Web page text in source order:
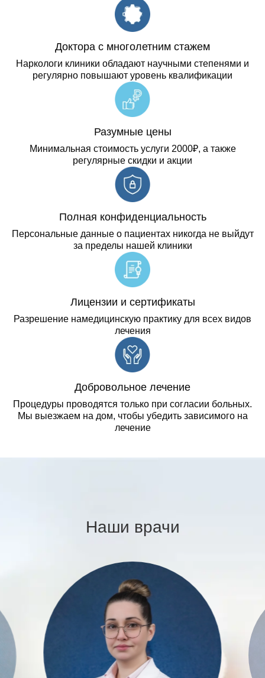
Доктора с многолетним стажем
Наркологи клиники обладают научными степенями и
регулярно повышают уровень квалификации
Разумные цены
Минимальная стоимость услуги 2000₽, а также
регулярные скидки и акции
Полная конфиденциальность
Персональные данные о пациентах никогда не выйдут
за пределы нашей клиники
Лицензии и сертификаты
Разрешение намедицинскую практику для всех видов
лечения
Добровольное лечение
Процедуры проводятся только при согласии больных.
Мы выезжаем на дом, чтобы убедить зависимого на
лечение
Наши врачи